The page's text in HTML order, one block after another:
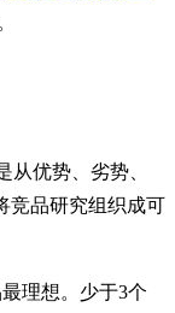
从优势、劣势、
竞品研究组织成可
理想。少于3个